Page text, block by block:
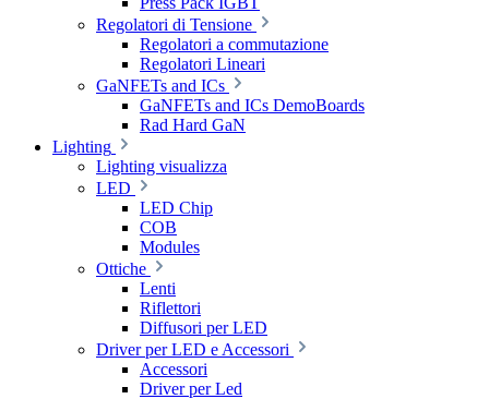
Regolatori di Tensione
Regolatori a commutazione
Regolatori Lineari
GaNFETs and ICs
GaNFETs and ICs DemoBoards
Rad Hard GaN
Lighting
Lighting visualizza
LED
LED Chip
COB
Modules
Ottiche
Lenti
Riflettori
Diffusori per LED
Driver per LED e Accessori
Accessori
Driver per Led